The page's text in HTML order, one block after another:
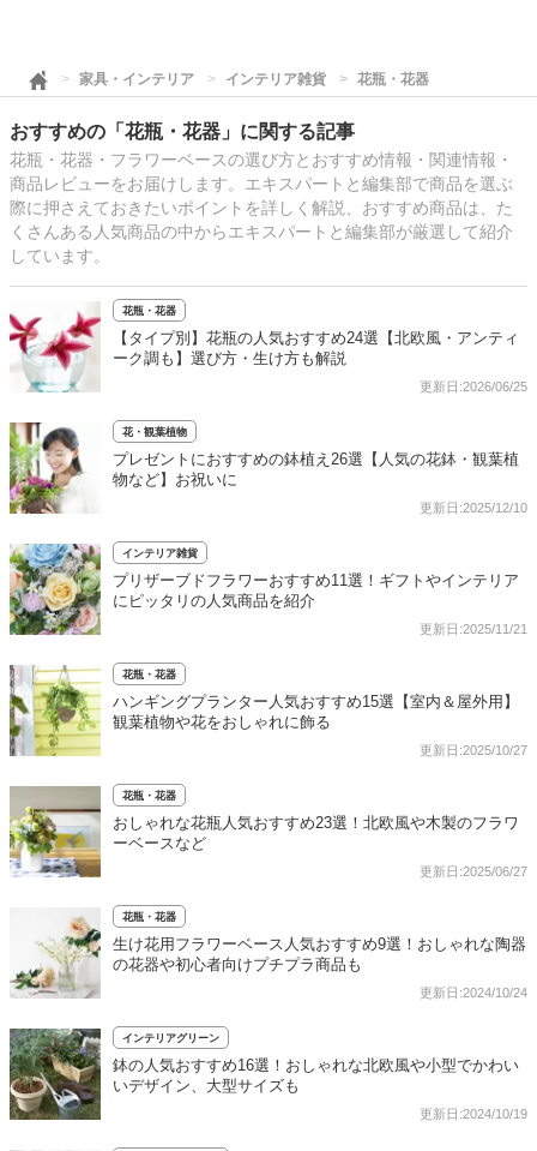
家具・インテリア インテリア雑貨 花瓶・花器
おすすめの「花瓶・花器」に関する記事
花瓶・花器・フラワーベースの選び方とおすすめ情報・関連情報・
商品レビューをお届けします。エキスパートと編集部で商品を選ぶ
際に押さえておきたいポイントを詳しく解説、おすすめ商品は、た
くさんある人気商品の中からエキスパートと編集部が厳選して紹介
しています。
花瓶・花器
【タイプ別】花瓶の人気おすすめ24選【北欧風・アンティ
ーク調も】選び方・生け方も解説
更新日:2026/06/25
花・観葉植物
プレゼントにおすすめの鉢植え26選【人気の花鉢・観葉植
物など】お祝いに
更新日:2025/12/10
インテリア雑貨
プリザーブドフラワーおすすめ11選！ギフトやインテリア
にピッタリの人気商品を紹介
更新日:2025/11/21
花瓶・花器
ハンギングプランター人気おすすめ15選【室内＆屋外用】
観葉植物や花をおしゃれに飾る
更新日:2025/10/27
花瓶・花器
おしゃれな花瓶人気おすすめ23選！北欧風や木製のフラワ
ーベースなど
更新日:2025/06/27
花瓶・花器
生け花用フラワーベース人気おすすめ9選！おしゃれな陶器
の花器や初心者向けプチプラ商品も
更新日:2024/10/24
インテリアグリーン
鉢の人気おすすめ16選！おしゃれな北欧風や小型でかわい
いデザイン、大型サイズも
更新日:2024/10/19